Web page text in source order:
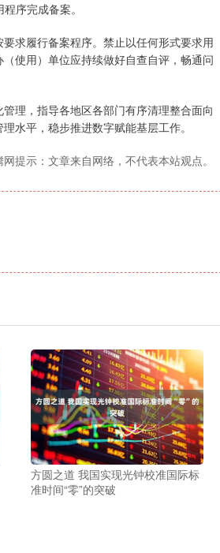
序完成备案。
求履行备案程序。禁止以任何形式要求用
使用）单位应持续做好自查自评，畅通问
理，指导各地区各部门有序清理整合面向
水平，稳步推进数字赋能基层工作。
网提示：文章来自网络，不代表本站观点。
方圆之道 我国实现光钟校准国际标
准时间“零”的突破